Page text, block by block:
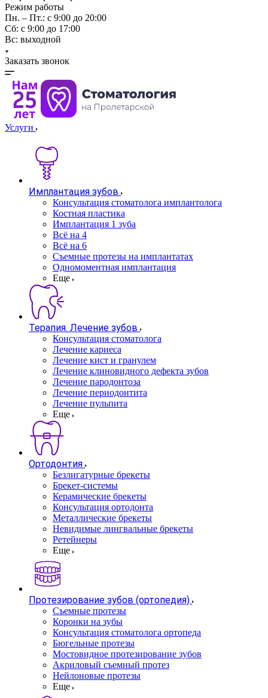
Режим работы
Пн. – Пт.: с 9:00 до 20:00
Cб: с 9:00 до 17:00
Вс: выходной
Заказать звонок
Услуги
Имплантация зубов
Консультация стоматолога имплантолога
Костная пластика
Имплантация 1 зуба
Всё на 4
Всё на 6
Съемные протезы на имплантатах
Одномоментная имплантация
Еще
Терапия. Лечение зубов
Консультация стоматолога
Лечение кариеса
Лечение кист и гранулем
Лечение клиновидного дефекта зубов
Лечение пародонтоза
Лечение периодонтита
Лечение пульпита
Еще
Ортодонтия
Безлигатурные брекеты
Брекет-системы
Керамические брекеты
Консультация ортодонта
Металлические брекеты
Невидимые лингвальные брекеты
Ретейнеры
Еще
Протезирование зубов (ортопедия)
Съемные протезы
Коронки на зубы
Консультация стоматолога ортопеда
Бюгельные протезы
Мостовидное протезирование зубов
Акриловый съемный протез
Нейлоновые протезы
Еще